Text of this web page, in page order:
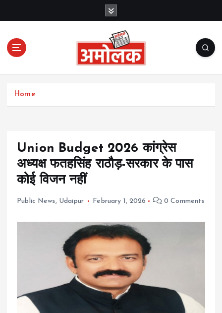
c
Amolak News
Home
Union Budget 2026 कांग्रेस
अध्यक्ष फतहसिंह राठौड़-सरकार के पास
कोई विजन नहीं
Public News, Udaipur February 1, 2026 0 Comments